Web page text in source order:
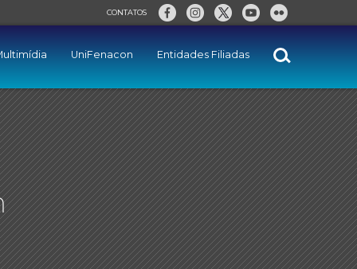
CONTATOS
UniFenacon Entidades Filiadas